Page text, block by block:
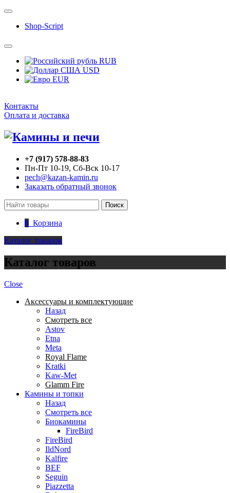
Shop-Script
RUB
USD
EUR
Контакты
Оплата и доставка
+7 (917) 578-88-83
Пн-Пт 10-19, Сб-Вск 10-17
pech@kazan-kamin.ru
Заказать обратный звонок
Поиск
0 Корзина
Каталог товаров
Каталог товаров
Close
Аксессуары и комплектующие
Назад
Смотреть все
Astov
Etna
Meta
Royal Flame
Kratki
Kaw-Met
Glamm Fire
Камины и топки
Назад
Смотреть все
Биокамины
FireBird
FireBird
IldNord
Kalfire
BEF
Seguin
Piazzetta